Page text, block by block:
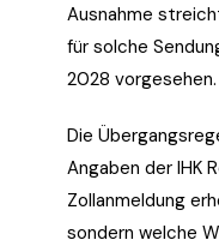
Ausnahme
für solche
2028 vorgesehen.
Die
Angaben der IHK
Zollanmeldung
sondern welche